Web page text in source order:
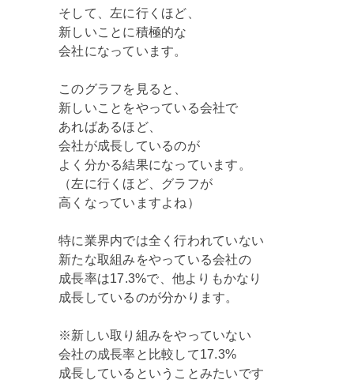
そして、左に行くほど、
新しいことに積極的な
会社になっています。
このグラフを見ると、
新しいことをやっている会社で
あればあるほど、
会社が成長しているのが
よく分かる結果になっています。
（左に行くほど、グラフが
高くなっていますよね）
特に業界内では全く行われていない
新たな取組みをやっている会社の
成長率は17.3%で、他よりもかなり
成長しているのが分かります。
※新しい取り組みをやっていない
会社の成長率と比較して17.3%
成長しているということみたいです